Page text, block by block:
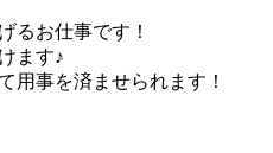
るお仕事です！
ます♪
用事を済ませられます！